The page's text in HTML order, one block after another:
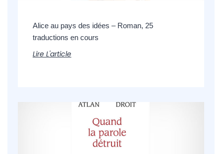
Alice au pays des idées – Roman, 25
traductions en cours
Lire L'article